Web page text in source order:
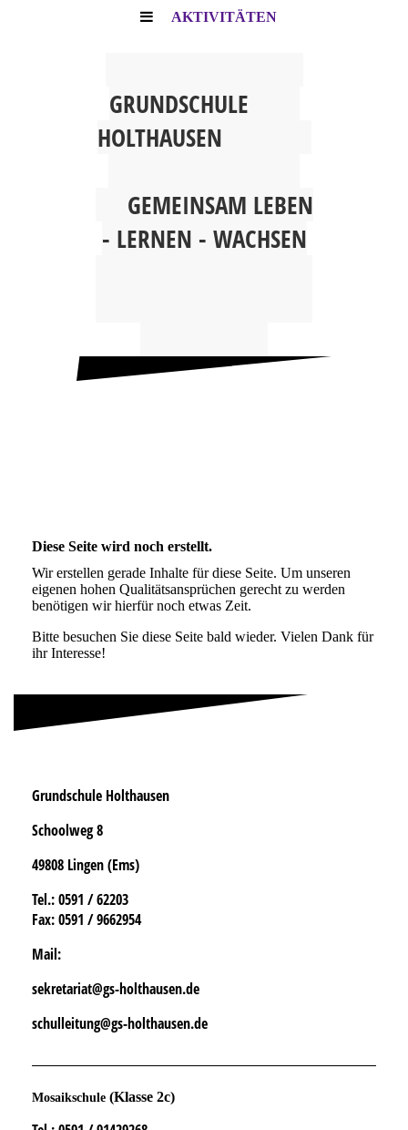
AKTIVITÄTEN
GRUNDSCHULE
HOLTHAUSEN
GEMEINSAM LEBEN
- LERNEN - WACHSEN
Diese Seite wird noch erstellt.
Wir erstellen gerade Inhalte für diese Seite. Um unseren
eigenen hohen Qualitätsansprüchen gerecht zu werden
benötigen wir hierfür noch etwas Zeit.
Bitte besuchen Sie diese Seite bald wieder. Vielen Dank für
ihr Interesse!
Grundschule Holthausen
Schoolweg 8
49808 Lingen (Ems)
Tel.: 0591 / 62203
Fax:0591 / 9662954
Mail:
sekretariat@gs-holthausen.de
schulleitung@gs-holthausen.de
Mosaikschule (Klasse 2c)